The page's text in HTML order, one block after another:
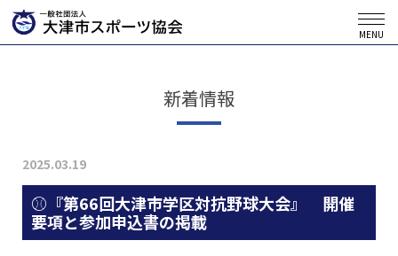
MENU
新着情報
2025.03.19
⚾『第66回大津市学区対抗野球大会』 開催
要項と参加申込書の掲載